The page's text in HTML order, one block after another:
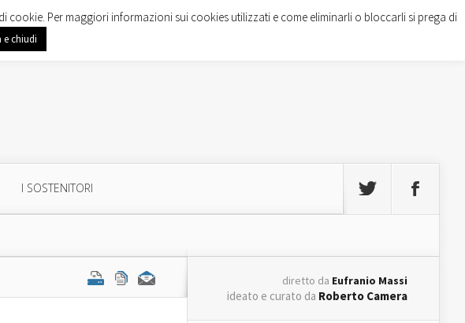
I SOSTENITORI
diretto da Eufranio Massi
ideato e curato da Roberto Camera
Per maggiori informazioni sui cookies utilizzati e come eliminarli o bloccarli si prega di
e chiudi